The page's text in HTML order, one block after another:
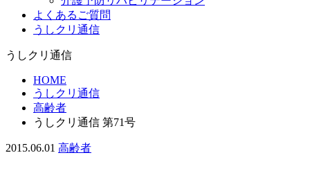
よくあるご質問
うしクリ通信
うしクリ通信
HOME
うしクリ通信
高齢者
うしクリ通信 第71号
2015.06.01 高齢者